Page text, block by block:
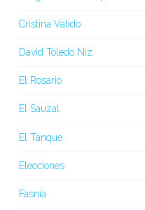
Cristina Valido
David Toledo Niz
El Rosario
El Sauzal
El Tanque
Elecciones
Fasnia